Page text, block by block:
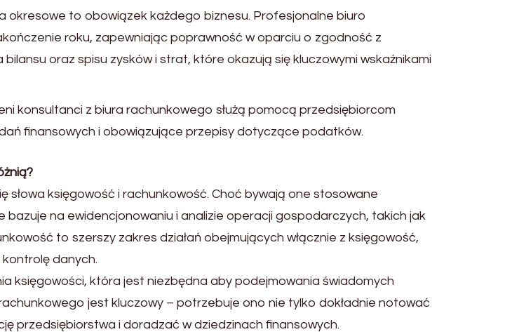
okresowe to obowiązek każdego biznesu. Profesjonalne biuro
roku, zapewniając poprawność w oparciu o zgodność z
oraz spisu zysków i strat, które okazują się kluczowymi wskaźnikami
konsultanci z biura rachunkowego służą pomocą przedsiębiorcom
finansowych i obowiązujące przepisy dotyczące podatków.
księgowość i rachunkowość. Choć bywają one stosowane
na ewidencjonowaniu i analizie operacji gospodarczych, takich jak
to szerszy zakres działań obejmujących włącznie z księgowość,
danych.
która jest niezbędna aby podejmowania świadomych
jest kluczowy – potrzebuje ono nie tylko dokładnie notować
przedsiębiorstwa i doradzać w dziedzinach finansowych.